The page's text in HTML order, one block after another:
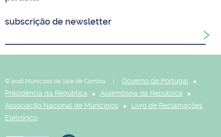
subscrição de newsletter
© 2016 Município de Vale de Cambra |
Governo de Portugal
Presidência da República
Assembleia da República
Associação Nacional de Municípios
Livro de Reclamações
Eletrónico